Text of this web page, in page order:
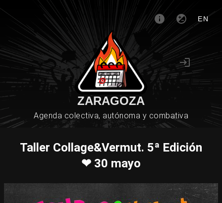
EN
ZARAGOZA
Agenda colectiva, autónoma y combativa
Taller Collage&Vermut. 5ª Edición
❤︎ 30 mayo